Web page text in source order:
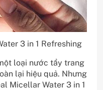
3 in 1 Refreshing
loại nước tẩy trang
lại hiệu quả. Nhưng
Micellar Water 3 in 1